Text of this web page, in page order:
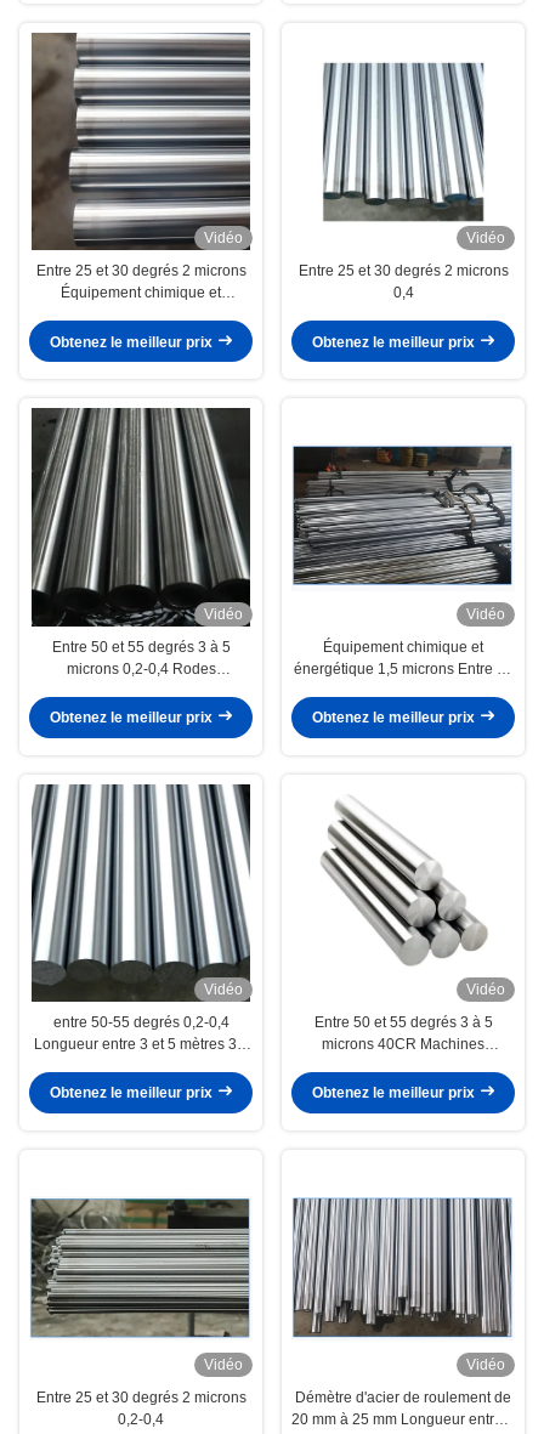
Vidéo
Entre 25 et 30 degrés 2 microns
Équipement chimique et
Obtenez le meilleur prix
Vidéo
Entre 25 et 30 degrés 2 microns
0,4
Obtenez le meilleur prix
Vidéo
Entre 50 et 55 degrés 3 à 5
microns 0,2-0,4 Rodes
Obtenez le meilleur prix
Vidéo
Équipement chimique et
énergétique 1,5 microns Entre 25
Obtenez le meilleur prix
Vidéo
entre 50-55 degrés 0,2-0,4
Longueur entre 3 et 5 mètres 3 à
Obtenez le meilleur prix
Vidéo
Entre 50 et 55 degrés 3 à 5
microns 40CR Machines
Obtenez le meilleur prix
Vidéo
Entre 25 et 30 degrés 2 microns
0,2-0,4
Vidéo
Démètre d'acier de roulement de
20 mm à 25 mm Longueur entre 3